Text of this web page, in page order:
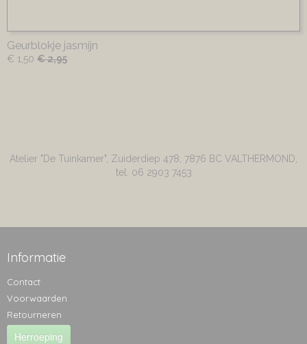
Geurblokje jasmijn
€ 1,50 € 2,95
Atelier "De Tuinkamer", Zuiderdiep 478, 7876 BC VALTHERMOND,
tel. 06 2903 7453
Informatie
Contact
Voorwaarden
Retourneren
Herroeping